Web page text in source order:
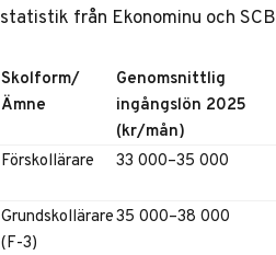
statistik från Ekonominu ochSCB
Skolform/
Ämne
Genomsnittlig
ingångslön 2025
(kr/mån)
Förskollärare 33 000–35 000
Grundskollärare
(F-3)
35 000–38 000